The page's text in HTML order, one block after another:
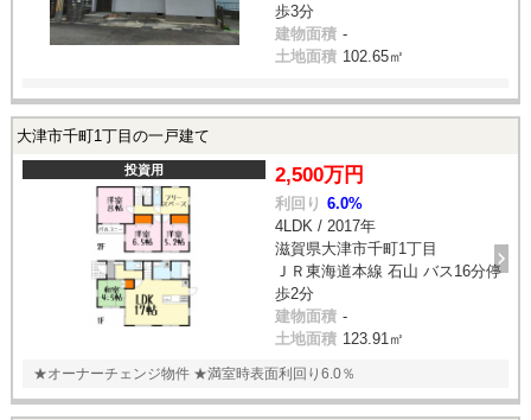
歩3分
建物面積 -
土地面積 102.65㎡
大津市千町1丁目の一戸建て
投資用 2,500万円
利回り 6.0%
4LDK / 2017年
滋賀県大津市千町1丁目
ＪＲ東海道本線 石山 バス16分停
歩2分
建物面積 -
土地面積 123.91㎡
★オーナーチェンジ物件 ★満室時表面利回り6.0％